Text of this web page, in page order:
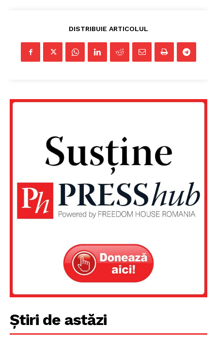
FREEDOM HOUSE ROMÂNIA
PRESShub
Despre noi / Echipa
Proiecte editoriale
DISTRIBUIE ARTICOLUL
Știri de astăzi